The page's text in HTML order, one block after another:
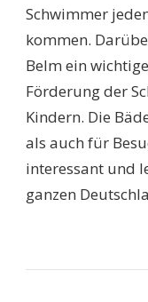
Schwimmer
kommen.
Belm ein
Förderung der
Kindern. Die
als auch für
interessant und
ganzen